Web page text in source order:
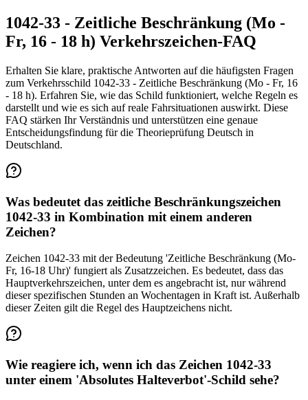
1042-33 - Zeitliche Beschränkung (Mo -
Fr, 16 - 18 h) Verkehrszeichen-FAQ
Erhalten Sie klare, praktische Antworten auf die häufigsten Fragen
zum Verkehrsschild 1042-33 - Zeitliche Beschränkung (Mo - Fr, 16
- 18 h). Erfahren Sie, wie das Schild funktioniert, welche Regeln es
darstellt und wie es sich auf reale Fahrsituationen auswirkt. Diese
FAQ stärken Ihr Verständnis und unterstützen eine genaue
Entscheidungsfindung für die Theorieprüfung Deutsch in
Deutschland.
Was bedeutet das zeitliche Beschränkungszeichen
1042-33 in Kombination mit einem anderen
Zeichen?
Zeichen 1042-33 mit der Bedeutung 'Zeitliche Beschränkung (Mo-
Fr, 16-18 Uhr)' fungiert als Zusatzzeichen. Es bedeutet, dass das
Hauptverkehrszeichen, unter dem es angebracht ist, nur während
dieser spezifischen Stunden an Wochentagen in Kraft ist. Außerhalb
dieser Zeiten gilt die Regel des Hauptzeichens nicht.
Wie reagiere ich, wenn ich das Zeichen 1042-33
unter einem 'Absolutes Halteverbot'-Schild sehe?